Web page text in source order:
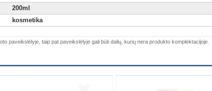
200ml
kosmetika
paveikslėlyje, taip pat paveikslėlyje gali būti dalių, kurių nėra produkto komplektacijoje.